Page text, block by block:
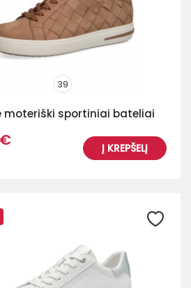
39
moteriški sportiniai bateliai
Į KREPŠELĮ